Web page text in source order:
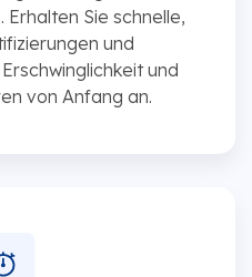
Sie schnelle,
und
und
von Anfang an.